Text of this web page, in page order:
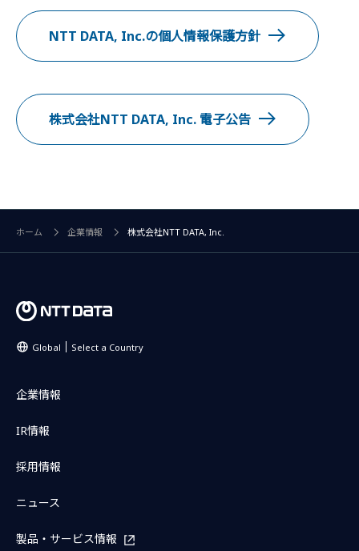
NTT DATA, Inc.の個人情報保護方針
株式会社NTT DATA, Inc. 電子公告
ホーム 企業情報 株式会社NTT DATA, Inc.
Global Select a Country
企業情報
IR情報
採用情報
ニュース
製品・サービス情報